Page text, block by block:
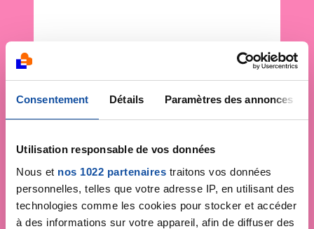
Consentement Détails Paramètres des annonces
Utilisation responsable de vos données
Nous et nos 1022 partenaires traitons vos données
personnelles, telles que votre adresse IP, en utilisant des
technologies comme les cookies pour stocker et accéder
à des informations sur votre appareil, afin de diffuser des